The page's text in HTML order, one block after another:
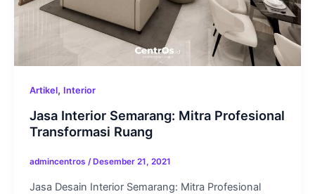
Artikel, Interior
Jasa Interior Semarang: Mitra Profesional
Transformasi Ruang
admincentros / Desember 21, 2021
Jasa Desain Interior Semarang: Mitra Profesional